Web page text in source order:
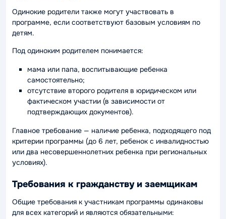
Одинокие родители также могут участвовать в
программе, если соответствуют базовым условиям по
детям.
Под одиноким родителем понимается:
мама или папа, воспитывающие ребенка
самостоятельно;
отсутствие второго родителя в юридическом или
фактическом участии (в зависимости от
подтверждающих документов).
Главное требование — наличие ребенка, подходящего под
критерии программы (до 6 лет, ребенок с инвалидностью
или два несовершеннолетних ребенка при региональных
условиях).
Требования к гражданству и заемщикам
Общие требования к участникам программы одинаковы
для всех категорий и являются обязательными: